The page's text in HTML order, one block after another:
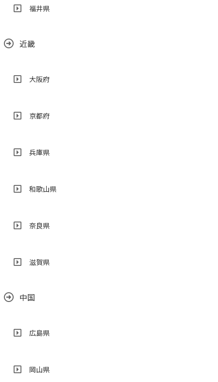
福井県
近畿
大阪府
京都府
兵庫県
和歌山県
奈良県
滋賀県
中国
広島県
岡山県